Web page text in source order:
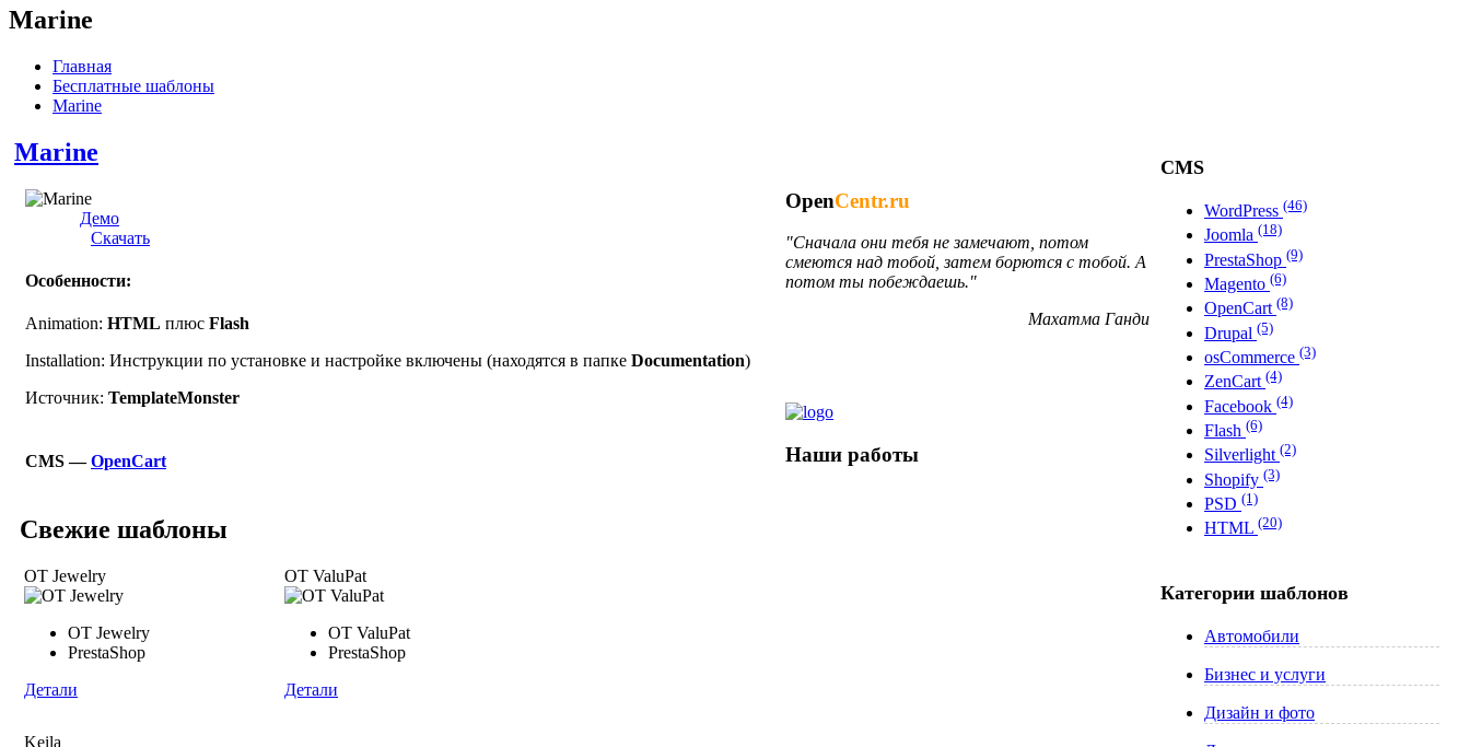
Marine
Главная
Бесплатные шаблоны
Marine
Marine
Демо
Скачать
Особенности:
Animation: HTML плюс Flash
Installation: Инструкции по установке и настройке включены (находятся в папке Documentation)
Источник: TemplateMonster
CMS —OpenCart
Свежие шаблоны
OT Jewelry
OT Jewelry
PrestaShop
Детали
OT ValuPat
OT ValuPat
PrestaShop
Детали
Keila
CMS
WordPress (46)
Joomla (18)
PrestaShop (9)
Magento (6)
OpenCart (8)
Drupal (5)
osCommerce (3)
ZenCart (4)
Facebook (4)
Flash (6)
Silverlight (2)
Shopify (3)
PSD (1)
HTML (20)
Категории шаблонов
Автомобили
Бизнес и услуги
Дизайн и фото
OpenCentr.ru
"Сначала они тебя не замечают, потом
смеются над тобой, затем борются с тобой. А
потом ты побеждаешь."
Махатма Ганди
Наши работы